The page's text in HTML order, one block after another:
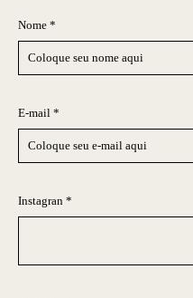
Nome *
E-mail *
Instagran *